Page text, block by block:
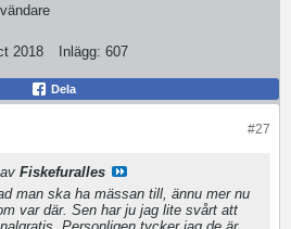
2018 Inlägg: 607
Dela
#27
Fiskefuralles
man ska ha mässan till, ännu mer nu
var där. Sen har ju jag lite svårt att